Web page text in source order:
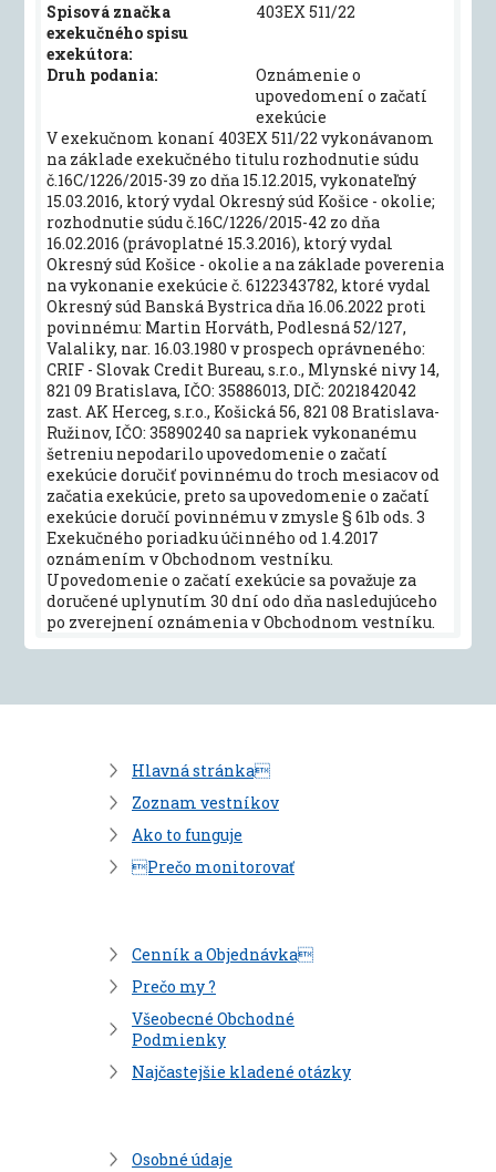
Spisová značka
exekučného spisu
exekútora:
403EX 511/22
Druh podania:
Oznámenie o
upovedomení o začatí
exekúcie
V exekučnom konaní 403EX 511/22 vykonávanom
na základe exekučného titulu rozhodnutie súdu
č.16C/1226/2015-39 zo dňa 15.12.2015, vykonateľný
15.03.2016, ktorý vydal Okresný súd Košice - okolie;
rozhodnutie súdu č.16C/1226/2015-42 zo dňa
16.02.2016 (právoplatné 15.3.2016), ktorý vydal
Okresný súd Košice - okolie a na základe poverenia
na vykonanie exekúcie č. 6122343782, ktoré vydal
Okresný súd Banská Bystrica dňa 16.06.2022 proti
povinnému: Martin Horváth, Podlesná 52/127,
Valaliky, nar. 16.03.1980 v prospech oprávneného:
CRIF - Slovak Credit Bureau, s.r.o., Mlynské nivy 14,
821 09 Bratislava, IČO: 35886013, DIČ: 2021842042
zast. AK Herceg, s.r.o., Košická 56, 821 08 Bratislava-
Ružinov, IČO: 35890240 sa napriek vykonanému
šetreniu nepodarilo upovedomenie o začatí
exekúcie doručiť povinnému do troch mesiacov od
začatia exekúcie, preto sa upovedomenie o začatí
exekúcie doručí povinnému v zmysle § 61b ods. 3
Exekučného poriadku účinného od 1.4.2017
oznámením v Obchodnom vestníku.
Upovedomenie o začatí exekúcie sa považuje za
doručené uplynutím 30 dní odo dňa nasledujúceho
po zverejnení oznámenia v Obchodnom vestníku.
Hlavná stránka
Zoznam vestníkov
Ako to funguje
Prečo monitorovať
Cenník a Objednávka
Prečo my ?
Všeobecné Obchodné
Podmienky
Najčastejšie kladené otázky
Osobné údaje